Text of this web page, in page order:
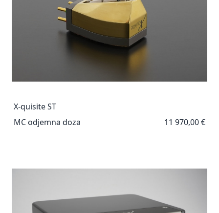
X-quisite ST
MC odjemna doza
11 970,00 €